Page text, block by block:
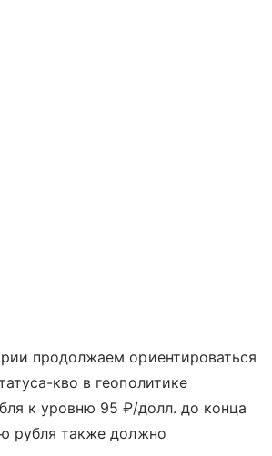
продолжаем ориентироваться
кво в геополитике
к уровню 95 ₽/долл. до конца
рубля также должно